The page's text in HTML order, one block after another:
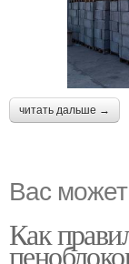
читать дальше →
Вас
Как